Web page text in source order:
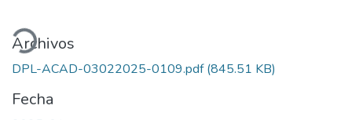
Archivos
DPL-ACAD-03022025-0109.pdf(845.51 KB)
Fecha